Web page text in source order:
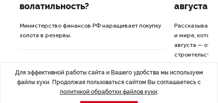
волатильность?
Министерство финансов РФ наращивает покупку
золота в резервы.
августа
Рассказываем
и мире,
августа — от
Для эффективной работы сайта и Вашего удобства мы используем
файлы куки. Продолжая пользоваться сайтом Вы соглашаетесь с
политикой обработки файлов куки.